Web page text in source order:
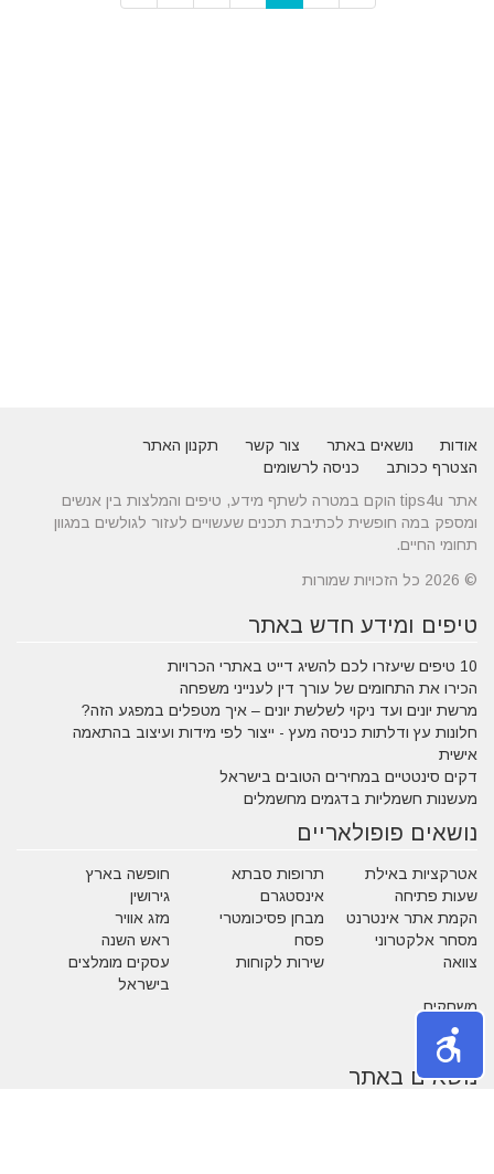
אודות נושאים באתר צור קשר
תקנון האתר
הצטרף ככותב
כניסה לרשומים
אתר tips4u הוקם במטרה לשתף מידע, טיפים והמלצות בין אנשים
ומספק במה חופשית לכתיבת תכנים שעשויים לעזור לגולשים במגוון
תחומי החיים.
© 2026 כל הזכויות שמורות
טיפים ומידע חדש באתר
10 טיפים שיעזרו לכם להשיג דייט באתרי הכרויות
הכירו את התחומים של עורך דין לענייני משפחה
מרשת יונים ועד ניקוי לשלשת יונים – איך מטפלים במפגע הזה?
חלונות עץ ודלתות כניסה מעץ - ייצור לפי מידות ועיצוב בהתאמה
אישית
דקים סינטטיים במחירים הטובים בישראל
מעשנות חשמליות בדגמים מחשמלים
נושאים פופולאריים
אטרקציות באילת תרופות סבתא
חופשה בארץ
שעות פתיחה
אינסטגרם
גירושין
הקמת אתר אינטרנט
מבחן פסיכומטרי
מזג אוויר
מסחר אלקטרוני
פסח
ראש השנה
צוואה
שירות לקוחות
עסקים מומלצים
בישראל
משחקים
נושאים באתר